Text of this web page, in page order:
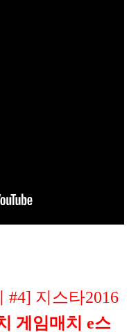
#4] 지스타2016
게임매치 e스